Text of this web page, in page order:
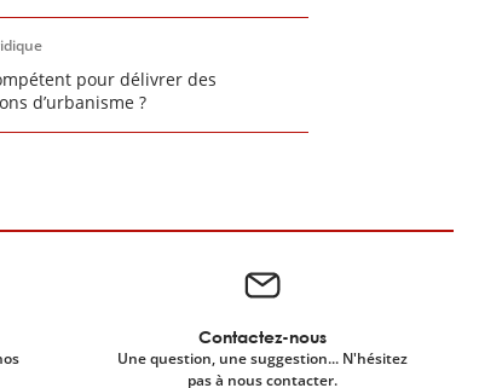
pour délivrer des
d’urbanisme ?
Contactez-nous
Une question, une suggestion... N'hésitez
pas à nous contacter.